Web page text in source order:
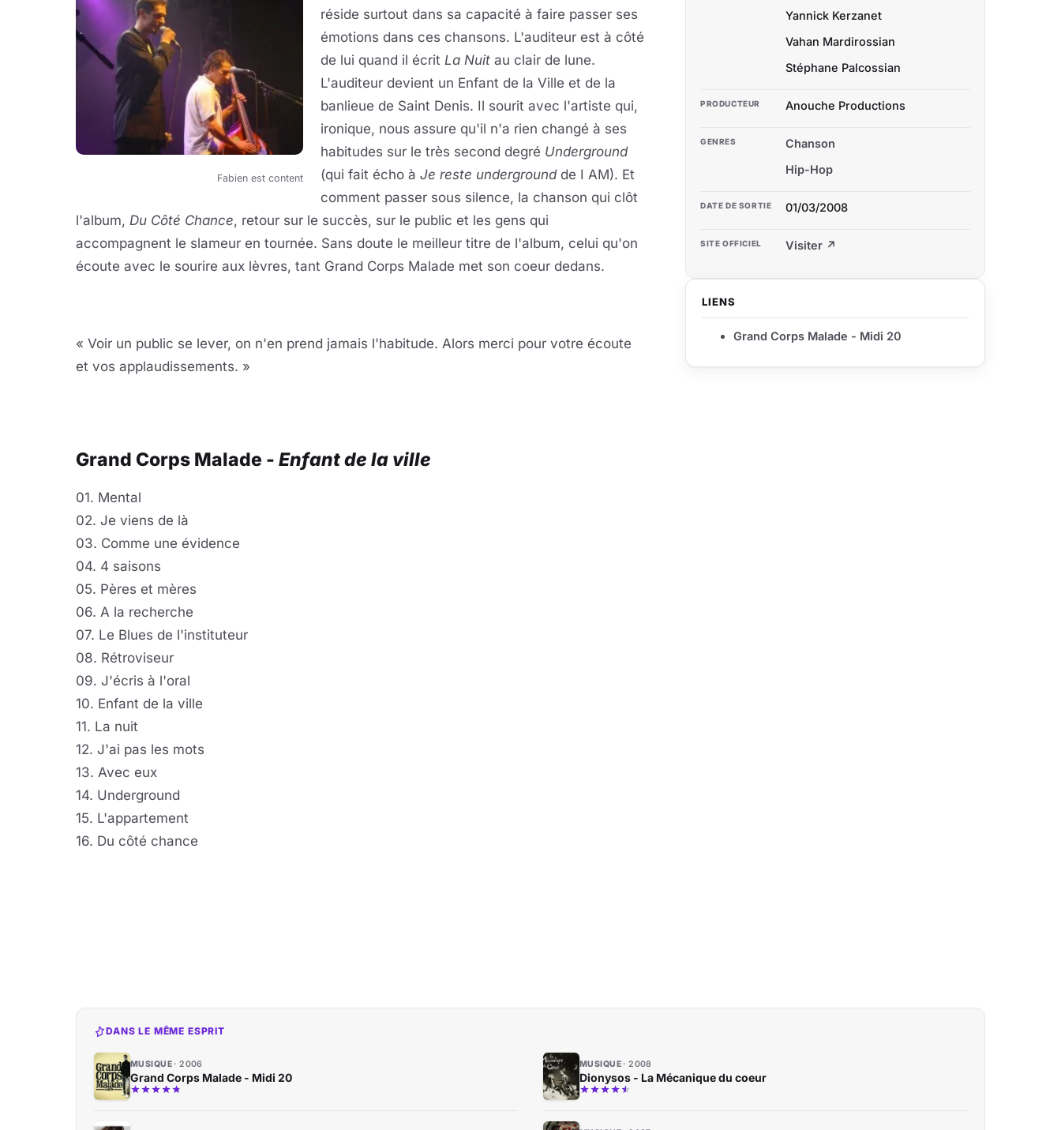
Fabien est content
réside surtout dans sa capacité à faire passer ses
émotions dans ces chansons. L'auditeur est à côté
de lui quand il écrit La Nuit au clair de lune.
L'auditeur devient un Enfant de la Ville et de la
banlieue de Saint Denis. Il sourit avec l'artiste qui,
ironique, nous assure qu'il n'a rien changé à ses
habitudes sur le très second degré Underground
(qui fait écho à Je reste undergroundde I AM). Et
comment passer sous silence, la chanson qui clôt
l'album, Du Côté Chance, retour sur le succès, sur le public et les gens qui
accompagnent le slameur en tournée. Sans doute le meilleur titre de l'album, celui qu'on
écoute avec le sourire aux lèvres, tant Grand Corps Malade met son coeur dedans.
« Voir un public se lever, on n'en prend jamais l'habitude. Alors merci pour votre écoute
et vos applaudissements. »
Grand Corps Malade - Enfant de la ville
01. Mental
02. Je viens de là
03. Comme une évidence
04. 4 saisons
05. Pères et mères
06. A la recherche
07. Le Blues de l'instituteur
08. Rétroviseur
09. J'écris à l'oral
10. Enfant de la ville
11. La nuit
12. J'ai pas les mots
13. Avec eux
14. Underground
15. L'appartement
16. Du côté chance
Yannick Kerzanet
Vahan Mardirossian
Stéphane Palcossian
PRODUCTEUR Anouche Productions
GENRES
Chanson
Hip-Hop
DATE DE SORTIE 01/03/2008
SITE OFFICIEL Visiter ↗
LIENS
Grand Corps Malade - Midi 20
DANS LE MÊME ESPRIT
MUSIQUE 2006
Grand Corps Malade - Midi 20
MUSIQUE 2008
Dionysos - La Mécanique du coeur